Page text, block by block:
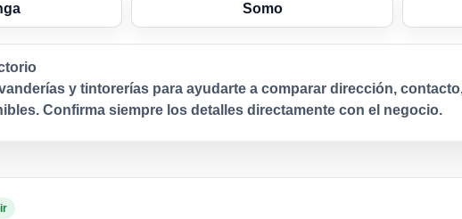
Somo
y tintorerías para ayudarte a comparar dirección,
Confirma siempre los detalles directamente con el negocio.